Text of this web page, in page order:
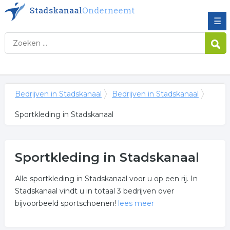
☰
Bedrijven in Stadskanaal Bedrijven in Stadskanaal
Sportkleding in Stadskanaal
Sportkleding in Stadskanaal
Alle sportkleding in Stadskanaal voor u op een rij. In
Stadskanaal vindt u in totaal 3 bedrijven over
bijvoorbeeld sportschoenen! lees meer